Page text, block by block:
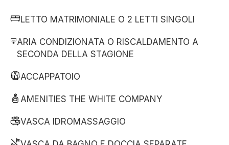
LETTO MATRIMONIALE O 2 LETTI SINGOLI
ARIA CONDIZIONATA O RISCALDAMENTO A
SECONDA DELLA STAGIONE
ACCAPPATOIO
AMENITIES THE WHITE COMPANY
VASCA IDROMASSAGGIO